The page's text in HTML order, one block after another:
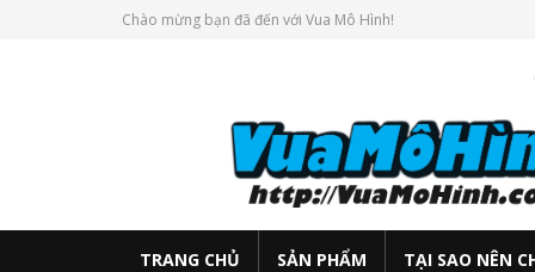
Chào mừng bạn đã đến với Vua Mô Hình!
TRANG CHỦ SẢN PHẨM TẠI SAO NÊN